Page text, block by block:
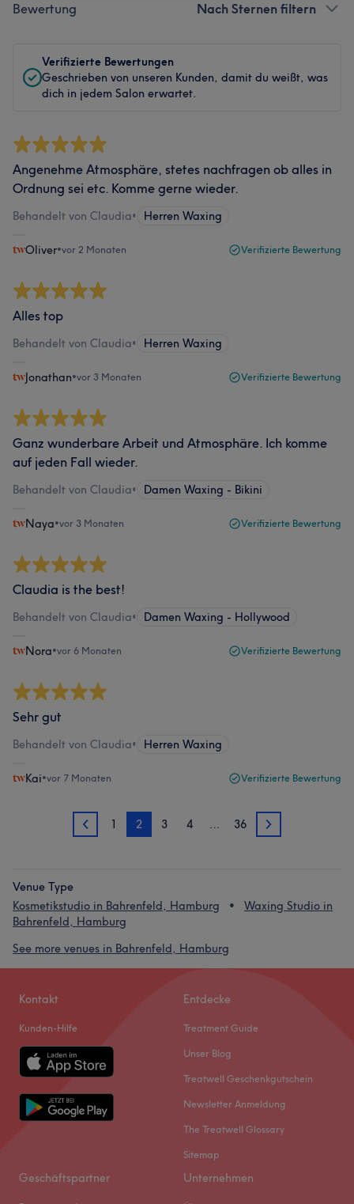
Bewertung Nach Sternen filtern
Verifizierte Bewertungen
Geschrieben von unseren Kunden, damit du weißt, was
dich in jedem Salon erwartet.
Angenehme Atmosphäre, stetes nachfragen ob alles in
Ordnung sei etc. Komme gerne wieder.
Behandelt von Claudia• Herren Waxing
Oliver•vor 2 Monaten Verifizierte Bewertung
Alles top
Behandelt von Claudia• Herren Waxing
Jonathan•vor 3 Monaten Verifizierte Bewertung
Ganz wunderbare Arbeit und Atmosphäre. Ich komme
auf jeden Fall wieder.
Behandelt von Claudia• Damen Waxing - Bikini
Naya•vor 3 Monaten Verifizierte Bewertung
Claudia is the best!
Behandelt von Claudia• Damen Waxing - Hollywood
Nora•vor 6 Monaten Verifizierte Bewertung
Sehr gut
Behandelt von Claudia• Herren Waxing
Kai•vor 7 Monaten Verifizierte Bewertung
1 1 2 3 4 … 36 3
Venue Type
Kosmetikstudio in Bahrenfeld, Hamburg
Waxing Studio in
Bahrenfeld, Hamburg
See more venues in Bahrenfeld, Hamburg
Kontakt
Kunden-Hilfe
Entdecke
Treatment Guide
Unser Blog
Treatwell Geschenkgutschein
Newsletter Anmeldung
The Treatwell Glossary
Sitemap
Geschäftspartner Unternehmen